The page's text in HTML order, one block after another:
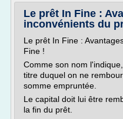
Le prêt In Fine :
inconvénients du
Le prêt In Fine :
Fine !
Comme son nom
titre duquel on ne
somme empruntée.
Le capital doit lui être
la fin du prêt.